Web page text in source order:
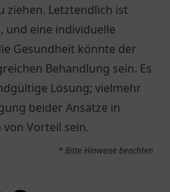
ziehen. Letztendlich ist
und eine individuelle
Gesundheit könnte der
Behandlung sein. Es
Lösung; vielmehr
beider Ansätze in
Vorteil sein.
* Bitte Hinweise beachten